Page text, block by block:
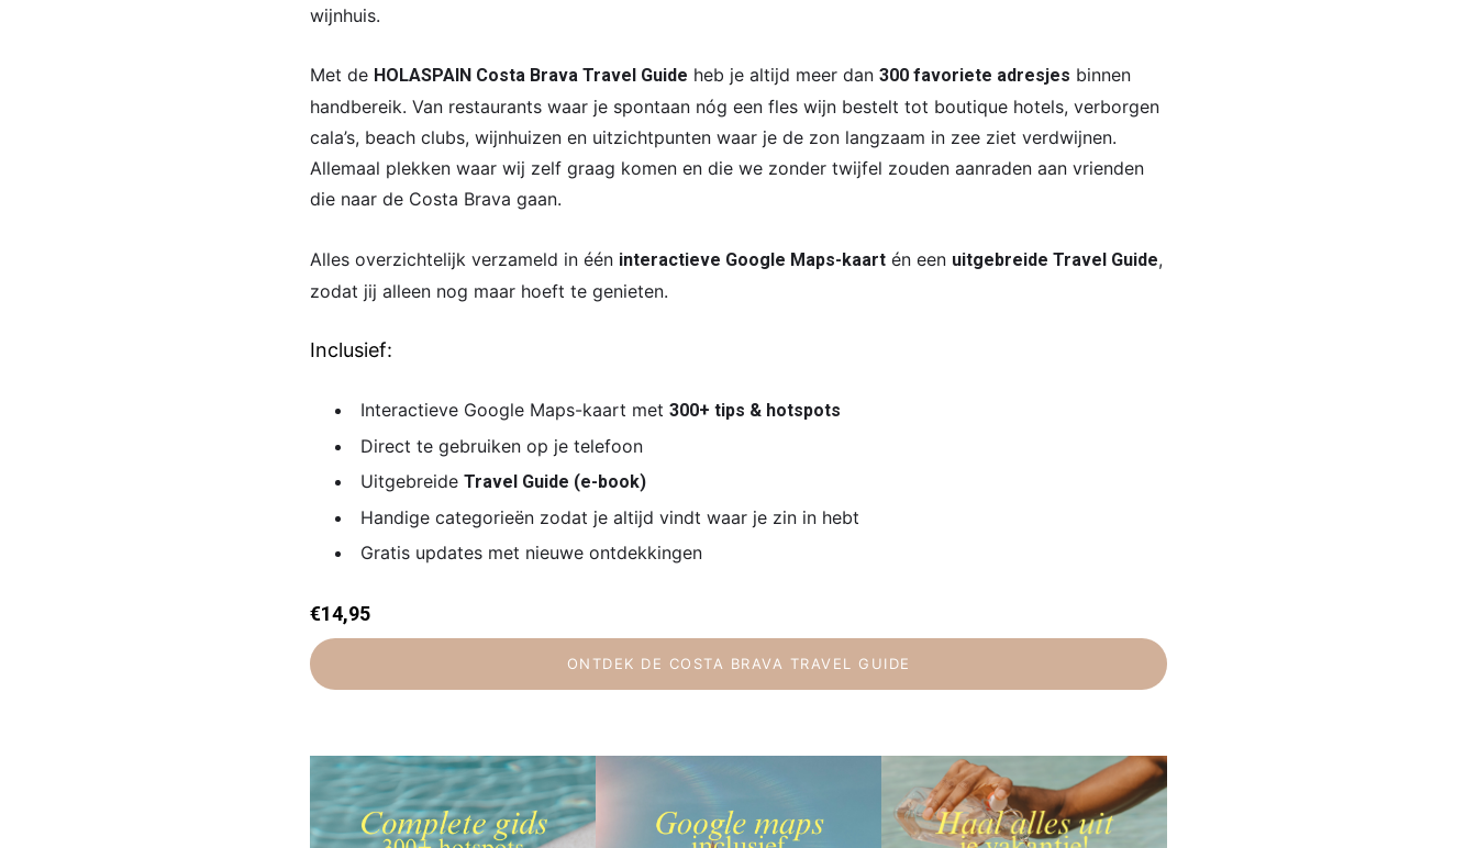
wijnhuis.
Met de HOLASPAIN Costa Brava Travel Guide heb je altijd meer dan 300 favoriete adresjes binnen
handbereik. Van restaurants waar je spontaan nóg een fles wijn bestelt tot boutique hotels, verborgen
cala’s, beach clubs, wijnhuizen en uitzichtpunten waar je de zon langzaam in zee ziet verdwijnen.
Allemaal plekken waar wij zelf graag komen en die we zonder twijfel zouden aanraden aan vrienden
die naar de Costa Brava gaan.
Alles overzichtelijk verzameld in één interactieve Google Maps-kaart én een uitgebreide Travel Guide,
zodat jij alleen nog maar hoeft te genieten.
Inclusief:
Interactieve Google Maps-kaart met 300+ tips & hotspots
Direct te gebruiken op je telefoon
Uitgebreide Travel Guide (e-book)
Handige categorieën zodat je altijd vindt waar je zin in hebt
Gratis updates met nieuwe ontdekkingen
€14,95
ONTDEK DE COSTA BRAVA TRAVEL GUIDE